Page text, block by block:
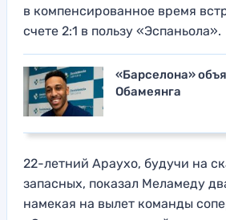
в компенсированное время
счете 2:1 в пользу «Эспаньола».
«Барселона»
Обамеянга
22-летний Араухо, будучи на
запасных, показал Меламеду
намекая на вылет команды